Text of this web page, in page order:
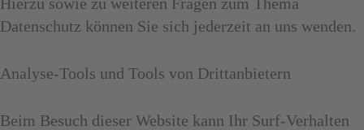
Datenschutz können Sie sich jederzeit an uns wenden.
Analyse-Tools und Tools von Dritt­anbietern
Beim Besuch dieser Website kann Ihr Surf-Verhalten